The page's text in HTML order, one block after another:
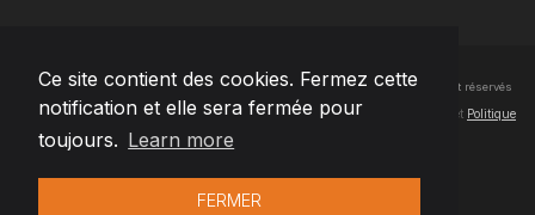
Ce site contient des cookies. Fermez cette
notification et elle sera fermée pour
toujours. Learn more
FERMER
© Droits d'auteur2026 Team Extension AG Luxembourg- Tous les droits sont réservés
Changelog● En utilisant ce site, vous acceptez nos Conditions d'utilisation et Politique
de confidentialité